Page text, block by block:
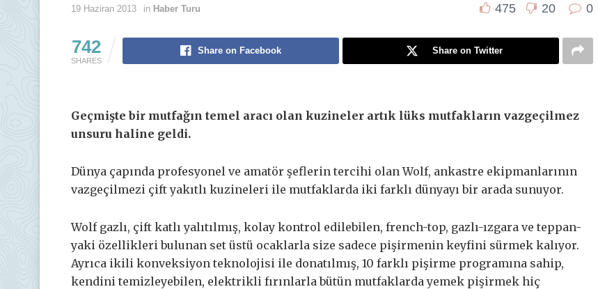
19 Haziran 2013 in Haber Turu 475 20 0
742
SHARES
Share on Facebook Share on Twitter
Geçmişte bir mutfağın temel aracı olan kuzineler artık lüks mutfakların vazgeçilmez
unsuru haline geldi.
Dünya çapında profesyonel ve amatör şeflerin tercihi olan Wolf, ankastre ekipmanlarının
vazgeçilmezi çift yakıtlı kuzineleri ile mutfaklarda iki farklı dünyayı bir arada sunuyor.
Wolf gazlı, çift katlı yalıtılmış, kolay kontrol edilebilen, french-top, gazlı-ızgara ve teppan-
yaki özellikleri bulunan set üstü ocaklarla size sadece pişirmenin keyfini sürmek kalıyor.
Ayrıca ikili konveksiyon teknolojisi ile donatılmış, 10 farklı pişirme programına sahip,
kendini temizleyebilen, elektrikli fırınlarla bütün mutfaklarda yemek pişirmek hiç